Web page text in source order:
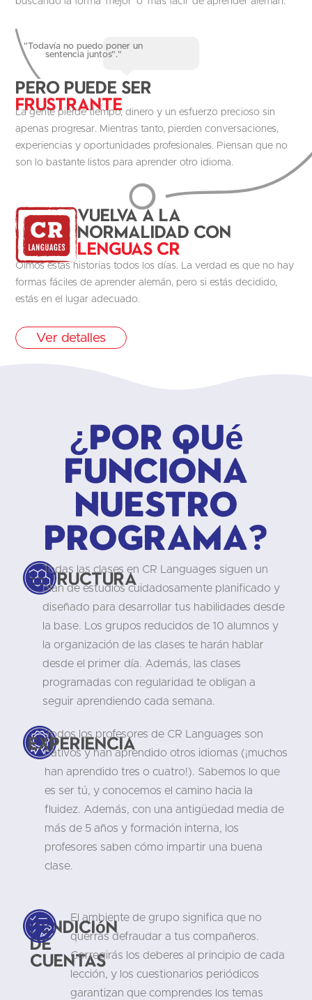
"Todavía no puedo poner un
sentencia juntos"."
Pero puede ser
Frustrante
La gente pierde tiempo, dinero y un esfuerzo precioso sin
apenas progresar. Mientras tanto, pierden conversaciones,
experiencias y oportunidades profesionales. Piensan que no
son lo bastante listos para aprender otro idioma.
Vuelva a la
normalidad con
Lenguas CR
Oímos estas historias todos los días. La verdad es que no hay
formas fáciles de aprender alemán, pero si estás decidido,
estás en el lugar adecuado.
Ver detalles
¿Por qué
funciona
nuestro
programa?
Estructura
Todas las clases en CR Languages siguen un
plan de estudios cuidadosamente planificado y
diseñado para desarrollar tus habilidades desde
la base. Los grupos reducidos de 10 alumnos y
la organización de las clases te harán hablar
desde el primer día. Además, las clases
programadas con regularidad te obligan a
seguir aprendiendo cada semana.
Experiencia
Todos los profesores de CR Languages son
nativos y han aprendido otros idiomas (¡muchos
han aprendido tres o cuatro!). Sabemos lo que
es ser tú, y conocemos el camino hacia la
fluidez. Además, con una antigüedad media de
más de 5 años y formación interna, los
profesores saben cómo impartir una buena
clase.
Rendición
de
cuentas
El ambiente de grupo significa que no
querrás defraudar a tus compañeros.
Corregirás los deberes al principio de cada
lección, y los cuestionarios periódicos
garantizan que comprendes los temas